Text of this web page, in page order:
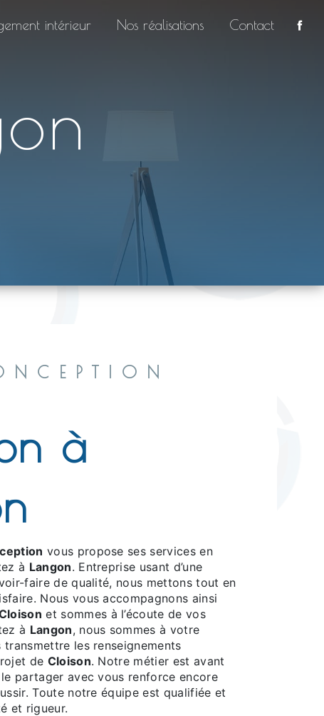
intérieur Nos réalisations Contact
à
vous propose ses services en
à Langon. Entreprise usant d’une
faire de qualité, nous mettons tout en
Nous vous accompagnons ainsi
et sommes à l’écoute de vos
à Langon, nous sommes à votre
les renseignements
de Cloison. Notre métier est avant
partager avec vous renforce encore
Toute notre équipe est qualifiée et
et rigueur.